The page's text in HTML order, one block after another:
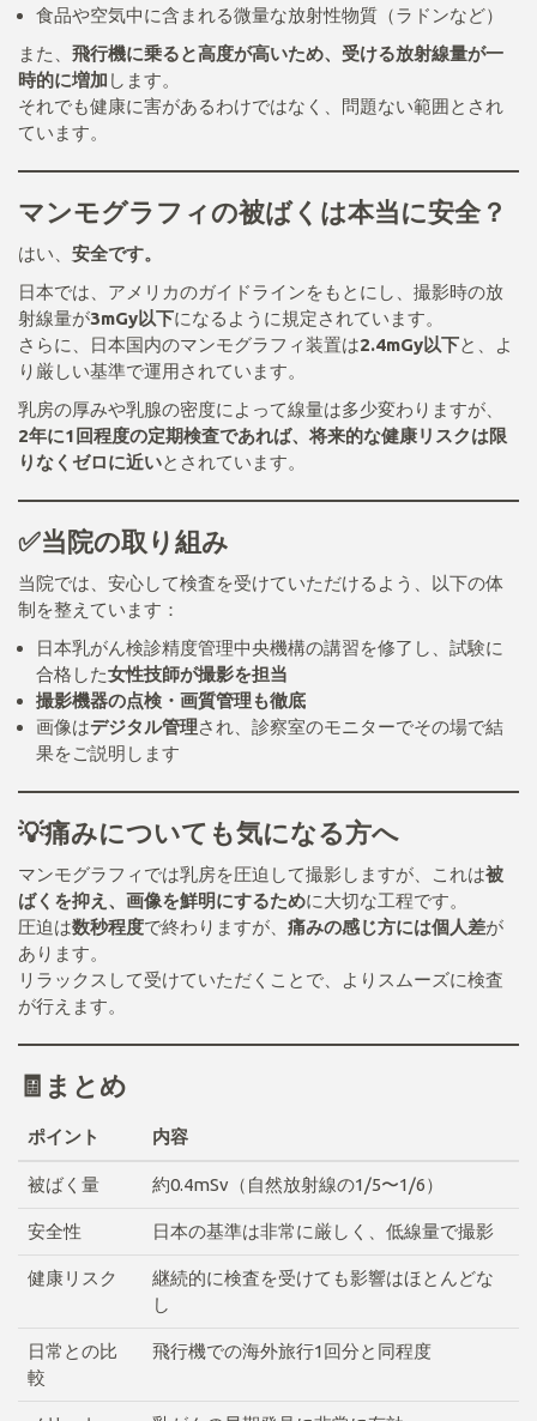
食品や空気中に含まれる微量な放射性物質（ラドンなど）
また、 飛行機に乗ると高度が高いため、受ける放射線量が一
時的に増加 します。
それでも健康に害があるわけではなく、問題ない範囲とされ
ています。
マンモグラフィの被ばくは本当に安全？
はい、 安全です。
日本では、アメリカのガイドラインをもとにし、撮影時の放
射線量が3mGy以下になるように規定されています。
さらに、日本国内のマンモグラフィ装置は2.4mGy以下と、よ
り厳しい基準で運用されています。
乳房の厚みや乳腺の密度によって線量は多少変わりますが、
2年に1回程度の定期検査であれば、将来的な健康リスクは限
りなくゼロに近いとされています。
✅当院の取り組み
当院では、安心して検査を受けていただけるよう、以下の体
制を整えています：
日本乳がん検診精度管理中央機構の講習を修了し、試験に
合格した女性技師が撮影を担当
撮影機器の点検・画質管理も徹底
画像はデジタル管理され、診察室のモニターでその場で結
果をご説明します
💡痛みについても気になる方へ
マンモグラフィでは乳房を圧迫して撮影しますが、これは被
ばくを抑え、画像を鮮明にするために大切な工程です。
圧迫は数秒程度で終わりますが、 痛みの感じ方には個人差が
あります。
リラックスして受けていただくことで、よりスムーズに検査
が行えます。
🧾まとめ
ポイント 内容
被ばく量 約0.4mSv（自然放射線の1/5〜1/6）
安全性 日本の基準は非常に厳しく、低線量で撮影
健康リスク
継続的に検査を受けても影響はほとんどな
し
日常との比
較
飛行機での海外旅行1回分と同程度